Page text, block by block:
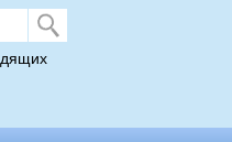
центр